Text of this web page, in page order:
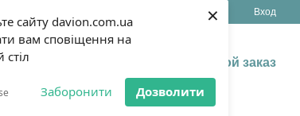
сайту davion.com.ua
вам сповіщення на
Заборонити Дозволити
×
УкрРус Вход
Мой заказ